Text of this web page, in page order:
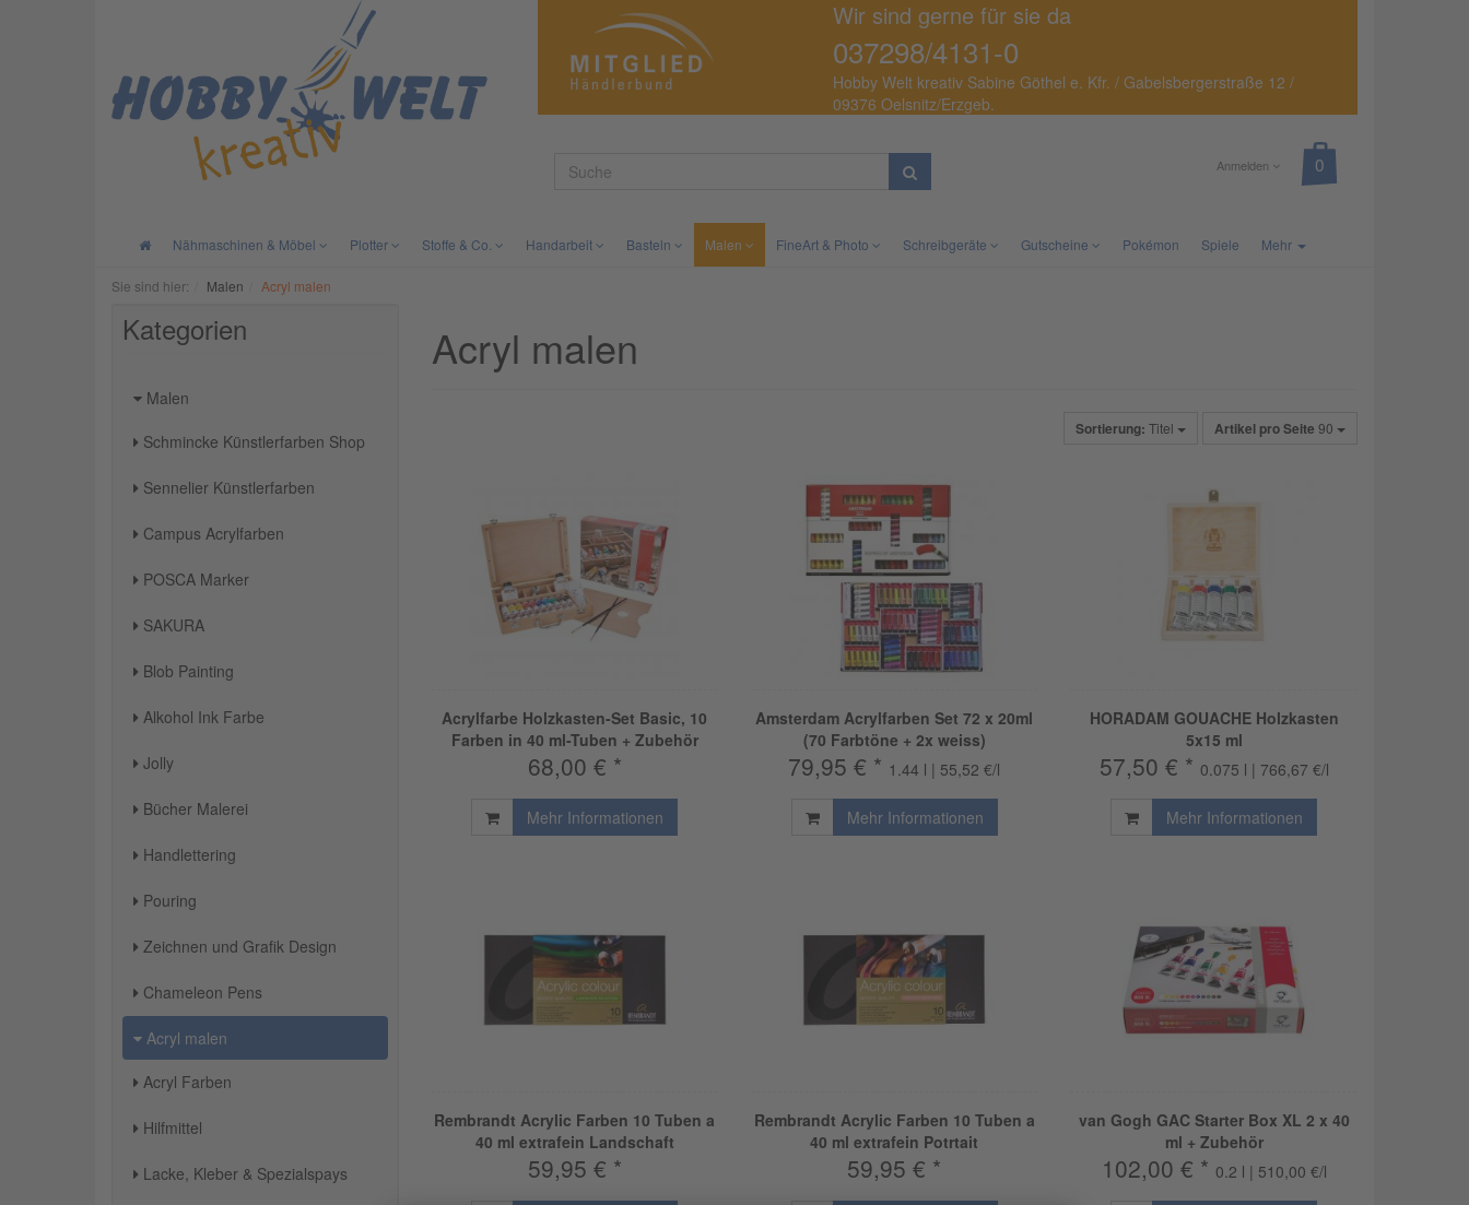
Wir sind gerne für sie da
037298/4131-0
Hobby Welt kreativ Sabine Göthel e. Kfr. / Gabelsbergerstraße 12 /
09376 Oelsnitz/Erzgeb.
Anmelden
Nähmaschinen & Möbel Plotter Stoffe & Co. Handarbeit Basteln Malen FineArt & Photo Schreibgeräte Gutscheine Pokémon Spiele Mehr
Sie sind hier: Malen Acryl malen
Kategorien
Malen
Schmincke Künstlerfarben Shop
Sennelier Künstlerfarben
Campus Acrylfarben
POSCA Marker
SAKURA
Blob Painting
Alkohol Ink Farbe
Jolly
Bücher Malerei
Handlettering
Pouring
Zeichnen und Grafik Design
Chameleon Pens
Acryl malen
Acryl Farben
Hilfmittel
Lacke, Kleber & Spezialspays
Acryl malen
Sortierung: Titel Artikel pro Seite 90
Acrylfarbe Holzkasten-Set Basic, 10
Farben in 40 ml-Tuben + Zubehör
68,00 € *
Mehr Informationen
Amsterdam Acrylfarben Set 72 x 20ml
(70 Farbtöne + 2x weiss)
79,95 € * 1.44 l | 55,52 €/l
Mehr Informationen
HORADAM GOUACHE Holzkasten
5x15 ml
57,50 € * 0.075 l | 766,67 €/l
Mehr Informationen
Rembrandt Acrylic Farben 10 Tuben a
40 ml extrafein Landschaft
59,95 € *
Rembrandt Acrylic Farben 10 Tuben a
40 ml extrafein Potrtait
59,95 € *
van Gogh GAC Starter Box XL 2 x 40
ml + Zubehör
102,00 € * 0.2 l | 510,00 €/l